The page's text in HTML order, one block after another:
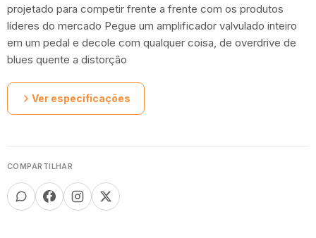
projetado para competir frente a frente com os produtos
líderes do mercado Pegue um amplificador valvulado inteiro
em um pedal e decole com qualquer coisa, de overdrive de
blues quente a distorção
Ver especificações
COMPARTILHAR